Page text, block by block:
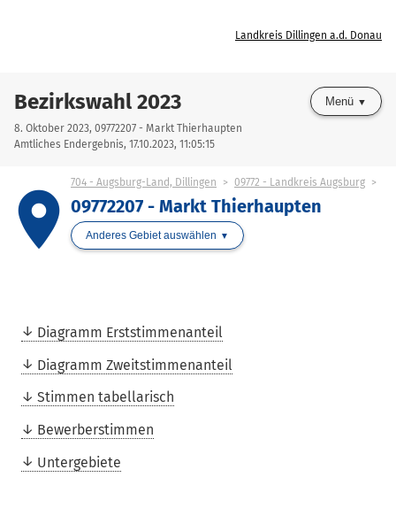
Landkreis Dillingen a.d. Donau
Bezirkswahl 2023
8. Oktober 2023, 09772207 - Markt Thierhaupten
Amtliches Endergebnis, 17.10.2023, 11:05:15
Menü
place
704 - Augsburg-Land, Dillingen 09772 - Landkreis Augsburg
09772207 - Markt Thierhaupten
Anderes Gebiet auswählen
Diagramm Erststimmenanteil
Diagramm Zweitstimmenanteil
Stimmen tabellarisch
Bewerberstimmen
Untergebiete